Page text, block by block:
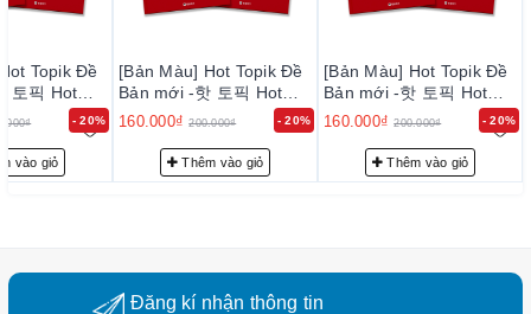
Fanpage:
https://www.facebook.com/KBookSachtienghan/
24/24/7
Hotline: 0888.393.555
- 20%
Topik Đề
토픽 Hot
vào giỏ
- 20%
[Bản Màu] Hot Topik Đề
Bản mới -핫 토픽 Hot
Topik 2 Actual Test
160.000₫ 200.000₫
Thêm vào giỏ
- 20%
[Bản Màu] Hot Topik Đề
Bản mới -핫 토픽 Hot
Topik 2 Actual Test
160.000₫ 200.000₫
Thêm vào giỏ
Đăng kí nhận thông tin